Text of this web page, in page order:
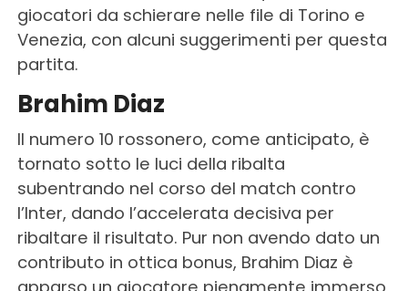
giocatori da schierare nelle file di Torino e
Venezia, con alcuni suggerimenti per questa
partita.
Brahim Diaz
Il numero 10 rossonero, come anticipato, è
tornato sotto le luci della ribalta
subentrando nel corso del match contro
l’Inter, dando l’accelerata decisiva per
ribaltare il risultato. Pur non avendo dato un
contributo in ottica bonus, Brahim Diaz è